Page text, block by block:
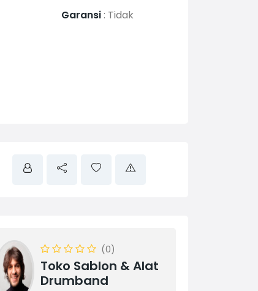
Garansi : Tidak
(0)
Toko Sablon & Alat
Drumband